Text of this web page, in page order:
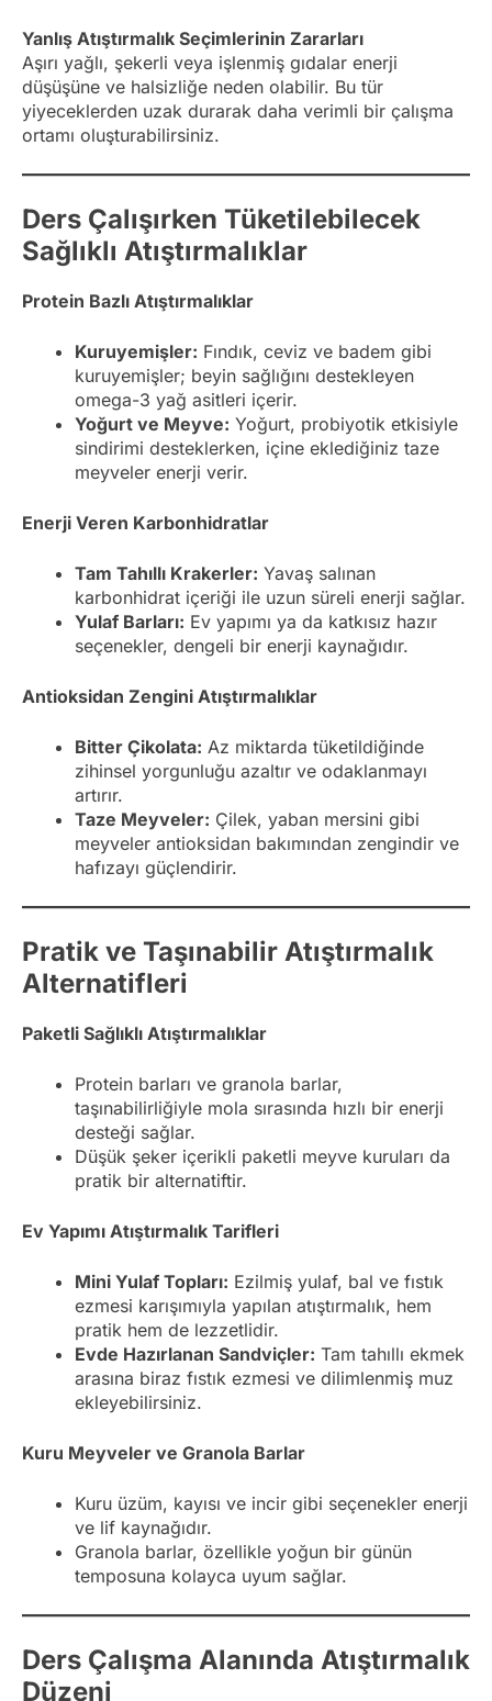
Yanlış Atıştırmalık Seçimlerinin Zararları
Aşırı yağlı, şekerli veya işlenmiş gıdalar enerji
düşüşüne ve halsizliğe neden olabilir. Bu tür
yiyeceklerden uzak durarak daha verimli bir çalışma
ortamı oluşturabilirsiniz.
Ders Çalışırken Tüketilebilecek
Sağlıklı Atıştırmalıklar
Protein Bazlı Atıştırmalıklar
Kuruyemişler: Fındık, ceviz ve badem gibi
kuruyemişler; beyin sağlığını destekleyen
omega-3 yağ asitleri içerir.
Yoğurt ve Meyve: Yoğurt, probiyotik etkisiyle
sindirimi desteklerken, içine eklediğiniz taze
meyveler enerji verir.
Enerji Veren Karbonhidratlar
Tam Tahıllı Krakerler: Yavaş salınan
karbonhidrat içeriği ile uzun süreli enerji sağlar.
Yulaf Barları: Ev yapımı ya da katkısız hazır
seçenekler, dengeli bir enerji kaynağıdır.
Antioksidan Zengini Atıştırmalıklar
Bitter Çikolata: Az miktarda tüketildiğinde
zihinsel yorgunluğu azaltır ve odaklanmayı
artırır.
Taze Meyveler: Çilek, yaban mersini gibi
meyveler antioksidan bakımından zengindir ve
hafızayı güçlendirir.
Pratik ve Taşınabilir Atıştırmalık
Alternatifleri
Paketli Sağlıklı Atıştırmalıklar
Protein barları ve granola barlar,
taşınabilirliğiyle mola sırasında hızlı bir enerji
desteği sağlar.
Düşük şeker içerikli paketli meyve kuruları da
pratik bir alternatiftir.
Ev Yapımı Atıştırmalık Tarifleri
Mini Yulaf Topları: Ezilmiş yulaf, bal ve fıstık
ezmesi karışımıyla yapılan atıştırmalık, hem
pratik hem de lezzetlidir.
Evde Hazırlanan Sandviçler: Tam tahıllı ekmek
arasına biraz fıstık ezmesi ve dilimlenmiş muz
ekleyebilirsiniz.
Kuru Meyveler ve Granola Barlar
Kuru üzüm, kayısı ve incir gibi seçenekler enerji
ve lif kaynağıdır.
Granola barlar, özellikle yoğun bir günün
temposuna kolayca uyum sağlar.
Ders Çalışma Alanında Atıştırmalık
Düzeni